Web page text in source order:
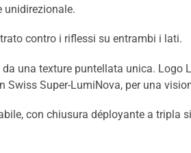
unidirezionale.
contro i riflessi su entrambi i lati.
una texture puntellata unica. Logo
Swiss Super-LumiNova, per una
con chiusura déployante a tripla